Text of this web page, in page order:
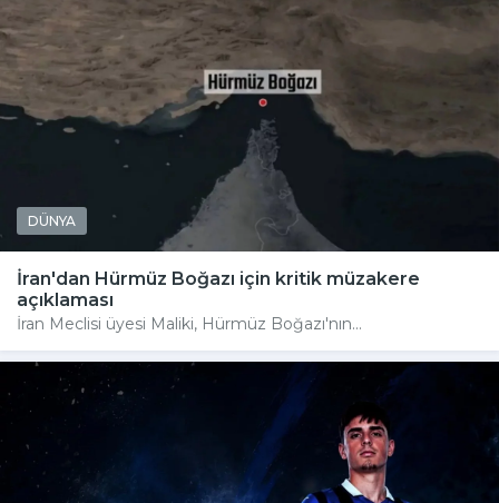
DÜNYA
İran'dan Hürmüz Boğazı için kritik müzakere
açıklaması
İran Meclisi üyesi Maliki, Hürmüz Boğazı'nın...